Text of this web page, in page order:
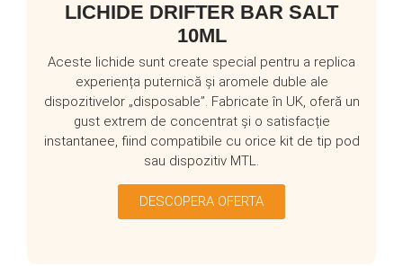
LICHIDE DRIFTER BAR SALT
10ML
Aceste lichide sunt create special pentru a replica
experiența puternică și aromele duble ale
dispozitivelor „disposable”. Fabricate în UK, oferă un
gust extrem de concentrat și o satisfacție
instantanee, fiind compatibile cu orice kit de tip pod
sau dispozitiv MTL.
DESCOPERA OFERTA